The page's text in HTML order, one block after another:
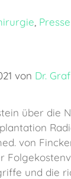
von Dr.
über die
von
und die